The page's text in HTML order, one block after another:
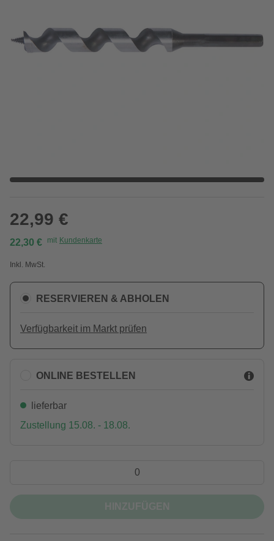
22,99 €
22,30 € mit Kundenkarte
Inkl. MwSt.
RESERVIEREN & ABHOLEN
Verfügbarkeit im Markt prüfen
ONLINE BESTELLEN
lieferbar
Zustellung 15.08. - 18.08.